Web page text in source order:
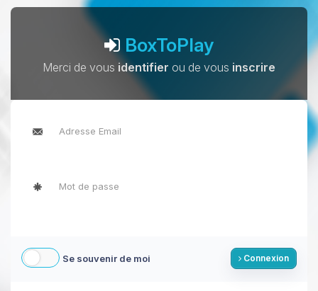
BoxToPlay
Merci de vous identifier ou de vous inscrire
Se souvenir de moi Connexion